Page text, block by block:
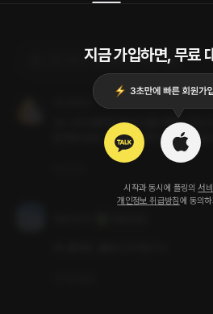
지금 가입하면, 무료
시작과 동시에 플링의 서
개인정보 취급방침에 동의
로그인 하고 댓글을 남겨보세요
아... 이거 대화 할 때마다 플링 빠져나가는
점 찍히더라니... 그래서 자꾸 기승전섹으로